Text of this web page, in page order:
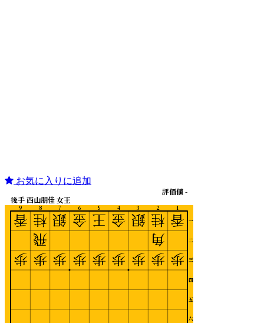
お気に入りに追加
1
2
3
4
5
6
7
8
9
一
二
三
四
五
六
後手 西山朋佳 女王
評価値 -
香
歩
桂
角
歩
銀
歩
金
歩
王
歩
金
歩
銀
歩
桂
飛
歩
香
歩